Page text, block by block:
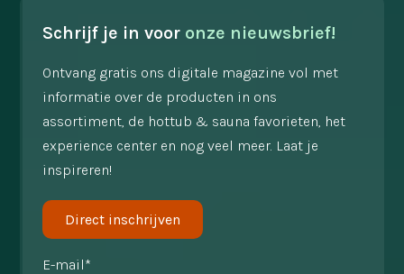
Schrijf je in voor onze nieuwsbrief!
Ontvang gratis ons digitale magazine vol met
informatie over de producten in ons
assortiment, de hottub & sauna favorieten, het
experience center en nog veel meer. Laat je
inspireren!
Direct inschrijven
E-mail*